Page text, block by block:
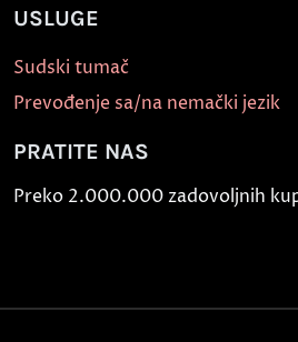
USLUGE
Sudski tumač
Prevođenje sa/na nemački jezik
PRATITE NAS
Preko 2.000.000 zadovoljnih